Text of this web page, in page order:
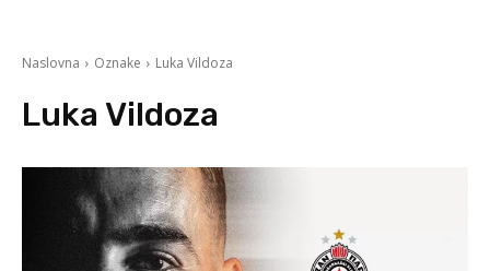
Naslovna Oznake Luka Vildoza
Luka Vildoza